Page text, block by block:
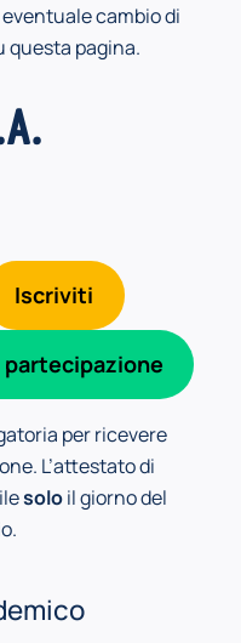
cambio di
questa pagina.
Iscriviti
per ricevere
L’attestato di
soloil giorno del